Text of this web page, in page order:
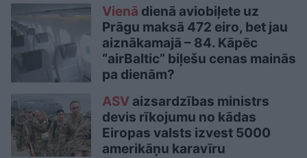
Vienā dienā aviobiļete uz
Prāgu maksā 472 eiro, bet jau
aiznākamajā – 84. Kāpēc
“airBaltic” biļešu cenas mainās
pa dienām?
ASV aizsardzības ministrs
devis rīkojumu no kādas
Eiropas valsts izvest 5000
amerikāņu karavīru